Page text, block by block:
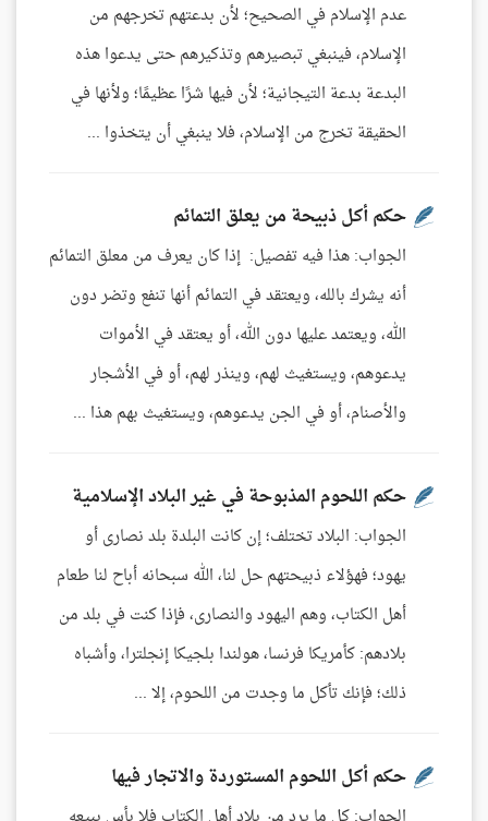
عدم الإسلام في الصحيح؛ لأن بدعتهم تخرجهم من
الإسلام، فينبغي تبصيرهم وتذكيرهم حتى يدعوا هذه
البدعة بدعة التيجانية؛ لأن فيها شرًا عظيمًا؛ ولأنها في
الحقيقة تخرج من الإسلام، فلا ينبغي أن يتخذوا ...
حكم أكل ذبيحة من يعلق التمائم
الجواب: هذا فيه تفصيل: إذا كان يعرف من معلق التمائم
أنه يشرك بالله، ويعتقد في التمائم أنها تنفع وتضر دون
الله، ويعتمد عليها دون الله، أو يعتقد في الأموات
يدعوهم، ويستغيث لهم، وينذر لهم، أو في الأشجار
والأصنام، أو في الجن يدعوهم، ويستغيث بهم هذا ...
حكم اللحوم المذبوحة في غير البلاد الإسلامية
الجواب: البلاد تختلف؛ إن كانت البلدة بلد نصارى أو
يهود؛ فهؤلاء ذبيحتهم حل لنا، الله سبحانه أباح لنا طعام
أهل الكتاب، وهم اليهود والنصارى، فإذا كنت في بلد من
بلادهم: كأمريكا فرنسا، هولندا بلجيكا إنجلترا، وأشباه
ذلك؛ فإنك تأكل ما وجدت من اللحوم، إلا ...
حكم أكل اللحوم المستوردة والاتجار فيها